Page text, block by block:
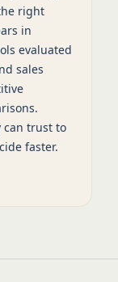
right
in
evaluated
sales
can trust to
faster.